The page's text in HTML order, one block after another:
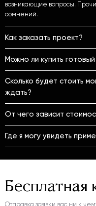
возникающие вопросы.
сомнений.
Как заказать проект?
Можно ли купить
Сколько будет стоить
ждать?
От чего зависит
Где я могу увидеть
Бесплатная
Отправка заявки вас ни к